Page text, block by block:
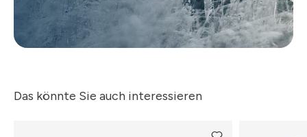
Das könnte Sie auch interessieren